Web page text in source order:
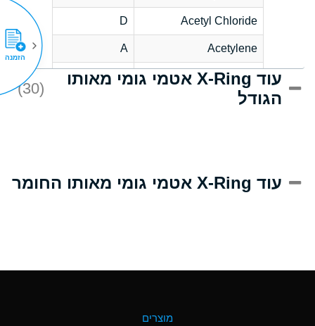
Acetyl Chloride
D
Acetylene
A
Acrlylonitrile
D
Adipic Acid
(Aqueous)
עוד X-Ring אטמי גומי מאותו
הגודל
(30)
עוד X-Ring אטמי גומי מאותו החומר
מוצרים
הזמנה